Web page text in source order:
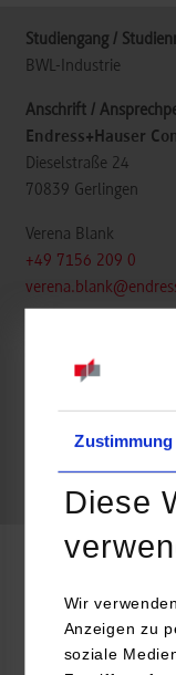
Zustimmung
Diese
Wir
Anzeigen zu
soziale
BWL-Industrie
Endress+Hauser
Dieselstraße 24
70839 Gerlingen
Verena Blank
+49 7156 209 0
Endress+Hauser